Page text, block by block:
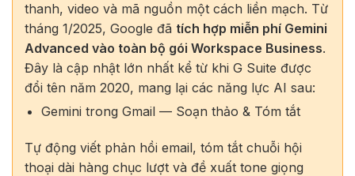
thanh, video và mã nguồn một cách liền mạch. Từ
tháng 1/2025, Google đã tích hợp miễn phí Gemini
Advanced vào toàn bộ gói Workspace Business.
Đây là cập nhật lớn nhất kể từ khi G Suite được
đổi tên năm 2020, mang lại các năng lực AI sau:
Gemini trong Gmail — Soạn thảo & Tóm tắt
Tự động viết phản hồi email, tóm tắt chuỗi hội
thoại dài hàng chục lượt và đề xuất tone giọng